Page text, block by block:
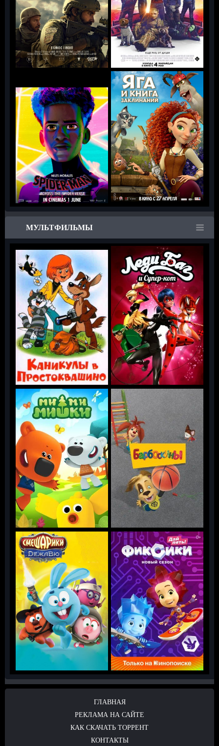
МУЛЬТФИЛЬМЫ
ГЛАВНАЯ
РЕКЛАМА НА САЙТЕ
КАК СКАЧАТЬ ТОРРЕНТ
КОНТАКТЫ